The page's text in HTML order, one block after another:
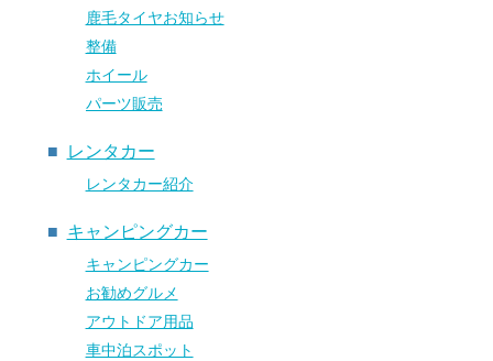
鹿毛タイヤお知らせ
整備
ホイール
パーツ販売
レンタカー
レンタカー紹介
キャンピングカー
キャンピングカー
お勧めグルメ
アウトドア用品
車中泊スポット